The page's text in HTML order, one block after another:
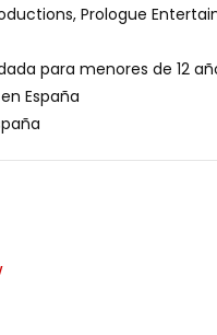
Prologue
para menores de 12
España